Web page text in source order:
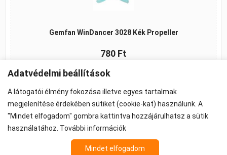
Gemfan WinDancer 3028 Kék Propeller
780 Ft
Kosárba
©2026 -ÁSZF -Adatkezelés-
Propeller - FPV Alkatrész - FPV felszerelés
Az árak 27% ÁFA-t tartalmaznak.
Adatvédelmi beállítások
A látogatói élmény fokozása illetve egyes tartalmak
megjelenítése érdekében sütiket (cookie-kat) használunk. A
"Mindet elfogadom" gombra kattintva hozzájárulhatsz a sütik
használatához. További információk
Mindet elfogadom